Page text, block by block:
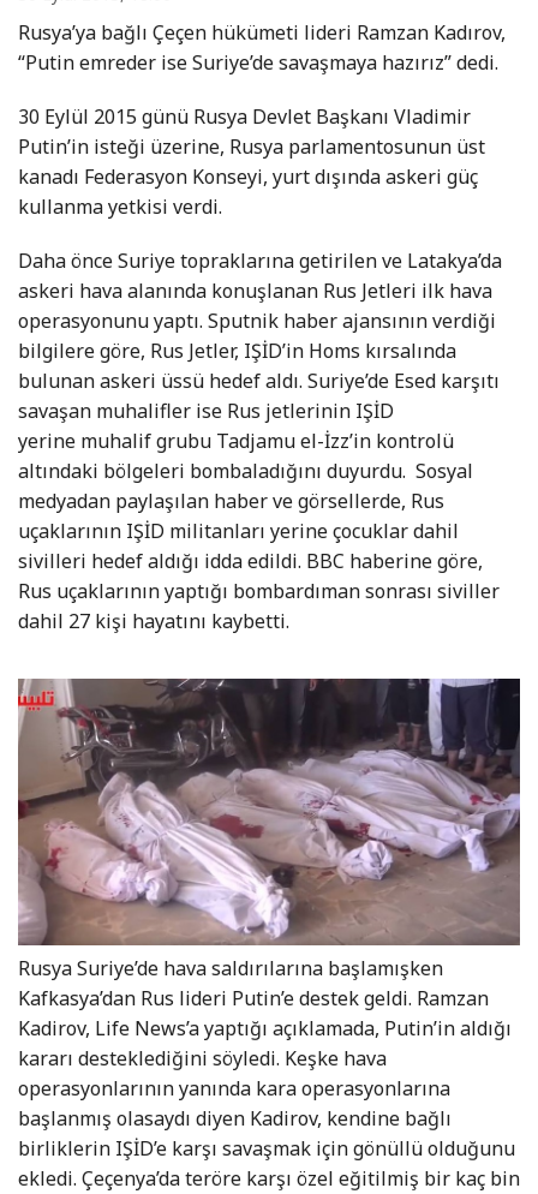
Rusya’ya bağlı Çeçen hükümeti lideri Ramzan Kadırov,
“Putin emreder ise Suriye’de savaşmaya hazırız” dedi.
30 Eylül 2015 günü Rusya Devlet Başkanı Vladimir
Putin’in isteği üzerine, Rusya parlamentosunun üst
kanadı Federasyon Konseyi, yurt dışında askeri güç
kullanma yetkisi verdi.
Daha önce Suriye topraklarına getirilen ve Latakya’da
askeri hava alanında konuşlanan Rus Jetleri ilk hava
operasyonunu yaptı. Sputnik haber ajansının verdiği
bilgilere göre, Rus Jetler, IŞİD’in Homs kırsalında
bulunan askeri üssü hedef aldı. Suriye’de Esed karşıtı
savaşan muhalifler ise Rus jetlerinin IŞİD
yerine muhalif grubu Tadjamu el-İzz’in kontrolü
altındaki bölgeleri bombaladığını duyurdu. Sosyal
medyadan paylaşılan haber ve görsellerde, Rus
uçaklarının IŞİD militanları yerine çocuklar dahil
sivilleri hedef aldığı idda edildi. BBC haberine göre,
Rus uçaklarının yaptığı bombardıman sonrası siviller
dahil 27 kişi hayatını kaybetti.
Rusya Suriye’de hava saldırılarına başlamışken
Kafkasya’dan Rus lideri Putin’e destek geldi. Ramzan
Kadirov, Life News’a yaptığı açıklamada, Putin’in aldığı
kararı desteklediğini söyledi. Keşke hava
operasyonlarının yanında kara operasyonlarına
başlanmış olasaydı diyen Kadirov, kendine bağlı
birliklerin IŞİD’e karşı savaşmak için gönüllü olduğunu
ekledi. Çeçenya’da teröre karşı özel eğitilmiş bir kaç bin